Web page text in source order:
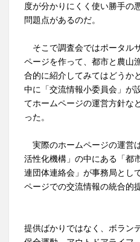
度が分かりにくく使い勝手の
問題点があるのだ。
そこで調査会ではポータル
ページを作って、都市と農山
合的に紹介してみてはどうか
中に「交流情報小委員会」が
てホームページの運営方針な
った。
実際のホームページの運営
活性化機構」の中にある「都
連団体連絡会」が事務局とし
ページでの交流情報の統合的
提供ばかりではなく、ボラン